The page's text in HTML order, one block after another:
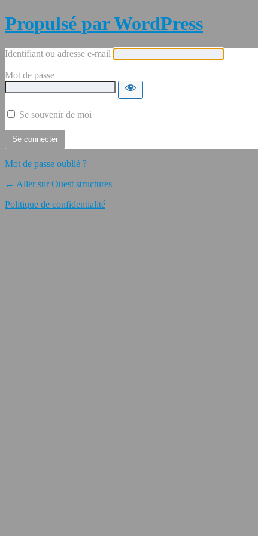
Propulsé par WordPress
Identifiant ou adresse e-mail
Mot de passe
Se souvenir de moi
Mot de passe oublié ?
← Aller sur Ouest structures
Politique de confidentialité